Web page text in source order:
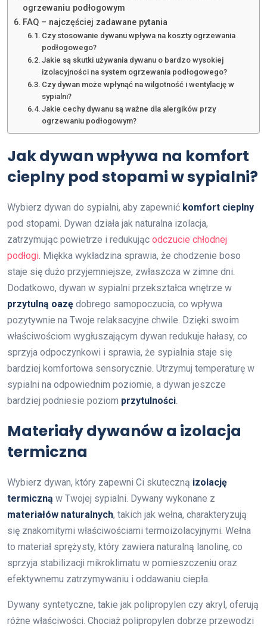
ogrzewaniu podłogowym
FAQ – najczęściej zadawane pytania
Czy stosowanie dywanu wpływa na koszty ogrzewania
podłogowego?
Jakie są skutki używania dywanu o bardzo wysokiej
izolacyjności na system ogrzewania podłogowego?
Czy dywan może wpłynąć na wilgotność i wentylację w
sypialni?
Jakie cechy dywanu są ważne dla alergików przy
ogrzewaniu podłogowym?
Jak dywan wpływa na komfort
cieplny pod stopami w sypialni?
Wybierz dywan do sypialni, aby zapewnić komfort cieplny
pod stopami. Dywan działa jak naturalna izolacja,
zatrzymując powietrze i redukując odczucie chłodnej
podłogi. Miękka wykładzina sprawia, że chodzenie boso
staje się dużo przyjemniejsze, zwłaszcza w zimne dni.
Dodatkowo, dywan w sypialni przekształca wnętrze w
przytulną oazę dobrego samopoczucia, co wpływa
pozytywnie na Twoje relaksacyjne chwile. Dzięki swoim
właściwościom wygłuszającym dywan redukuje hałasy, co
sprzyja odpoczynkowi i sprawia, że sypialnia staje się
bardziej komfortowa sensorycznie. Utrzymuj temperaturę w
sypialni na odpowiednim poziomie, a dywan jeszcze
bardziej podniesie poziom przytulności.
Materiały dywanów a izolacja
termiczna
Wybierz dywan, który zapewni Ci skuteczną izolację
termiczną w Twojej sypialni. Dywany wykonane z
materiałów naturalnych, takich jak wełna, charakteryzują
się znakomitymi właściwościami termoizolacyjnymi. Wełna
to materiał sprężysty, który zawiera naturalną lanolinę, co
sprzyja stabilizacji mikroklimatu w pomieszczeniu oraz
efektywnemu zatrzymywaniu i oddawaniu ciepła.
Dywany syntetyczne, takie jak polipropylen czy akryl, oferują
różne właściwości. Chociaż polipropylen dobrze przewodzi